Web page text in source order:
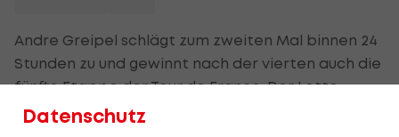
Andre Greipel schlägt zum zweiten Mal binnen 24
Stunden zu und gewinnt nach der vierten auch die
fünfte Etappe der Tour de France. Der Lotto-
Sprinter verweist Matt Goss (OGE) und Juan Jose
Datenschutz